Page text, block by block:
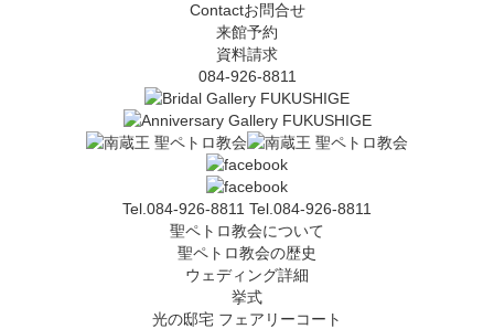
Contactお問合せ
来館予約
資料請求
084-926-8811
Tel.084-926-8811 Tel.084-926-8811
聖ペトロ教会について
聖ペトロ教会の歴史
ウェディング詳細
挙式
光の邸宅 フェアリーコート